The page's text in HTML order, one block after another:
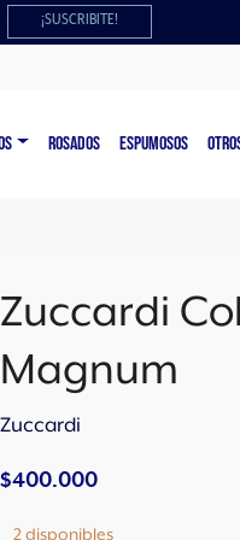
¡SUSCRIBITE!
ROSADOS ESPUMOSOS
Zuccardi
Magnum
Zuccardi
$400.000
2 disponibles